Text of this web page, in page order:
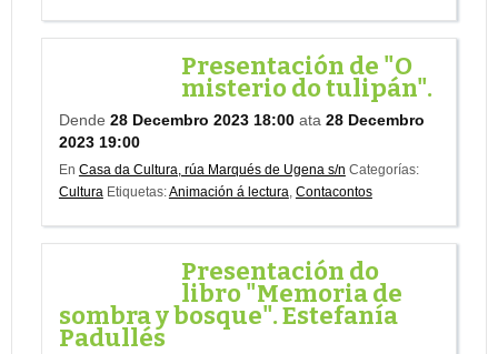
Presentación de "O
misterio do tulipán".
Dende 28 Decembro 2023 18:00 ata 28 Decembro
2023 19:00
En Casa da Cultura, rúa Marqués de Ugena s/n Categorías:
Cultura Etiquetas:Animación á lectura, Contacontos
Presentación do
libro "Memoria de
sombra y bosque". Estefanía
Padullés